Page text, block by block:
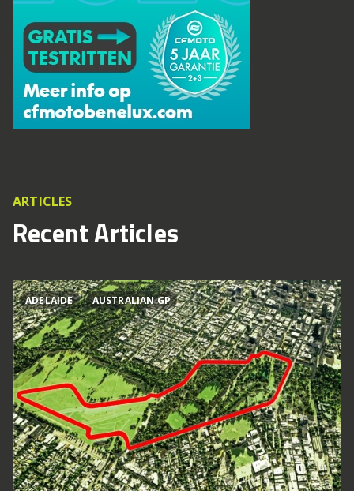
ARTICLES
Recent Articles
ADELAIDE AUSTRALIAN GP